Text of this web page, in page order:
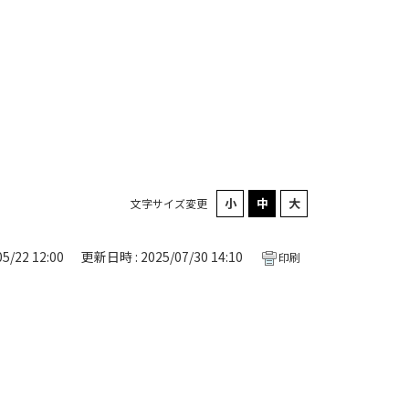
文字サイズ変更
22 12:00 更新日時 : 2025/07/30 14:10 印刷